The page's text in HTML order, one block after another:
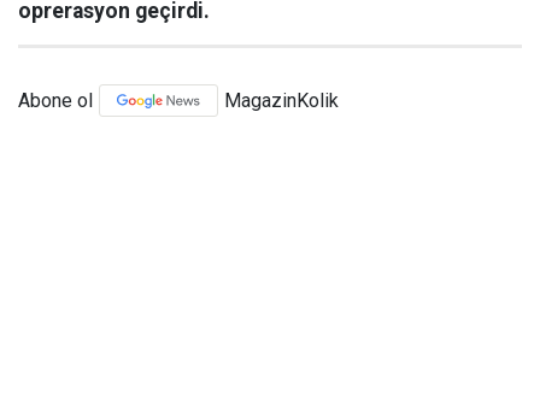
oprerasyon geçirdi.
Abone ol MagazinKolik